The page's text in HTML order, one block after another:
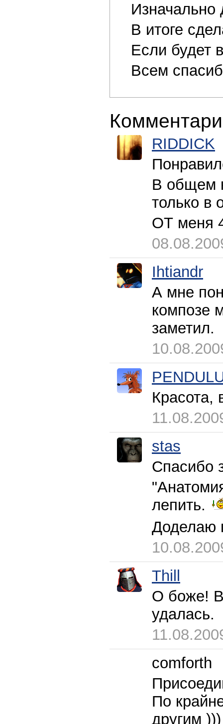
Изначально
В итоге
Если будет
Всем
RIDDICK
В общем
только в
ОТ меня
Ihtiandr
А мне
композе
заметил.
Красота,
stas
Спасибо
лепить.
Доделаю
Thill
О боже!
удалась.
comforth
По
другим